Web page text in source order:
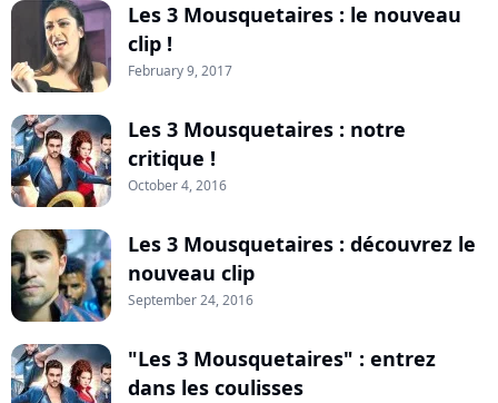
Les 3 Mousquetaires : le nouveau
clip !
February 9, 2017
Les 3 Mousquetaires : notre
critique !
October 4, 2016
Les 3 Mousquetaires : découvrez le
nouveau clip
September 24, 2016
"Les 3 Mousquetaires" : entrez
dans les coulisses